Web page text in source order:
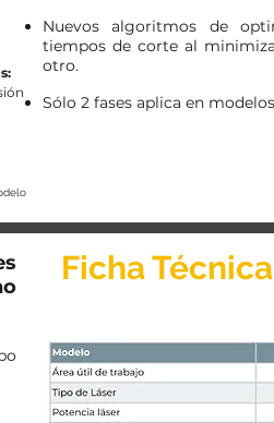
Nuevos algoritmos de
tiempos de corte al
otro.
Sólo 2 fases aplica en
Ficha Técnica